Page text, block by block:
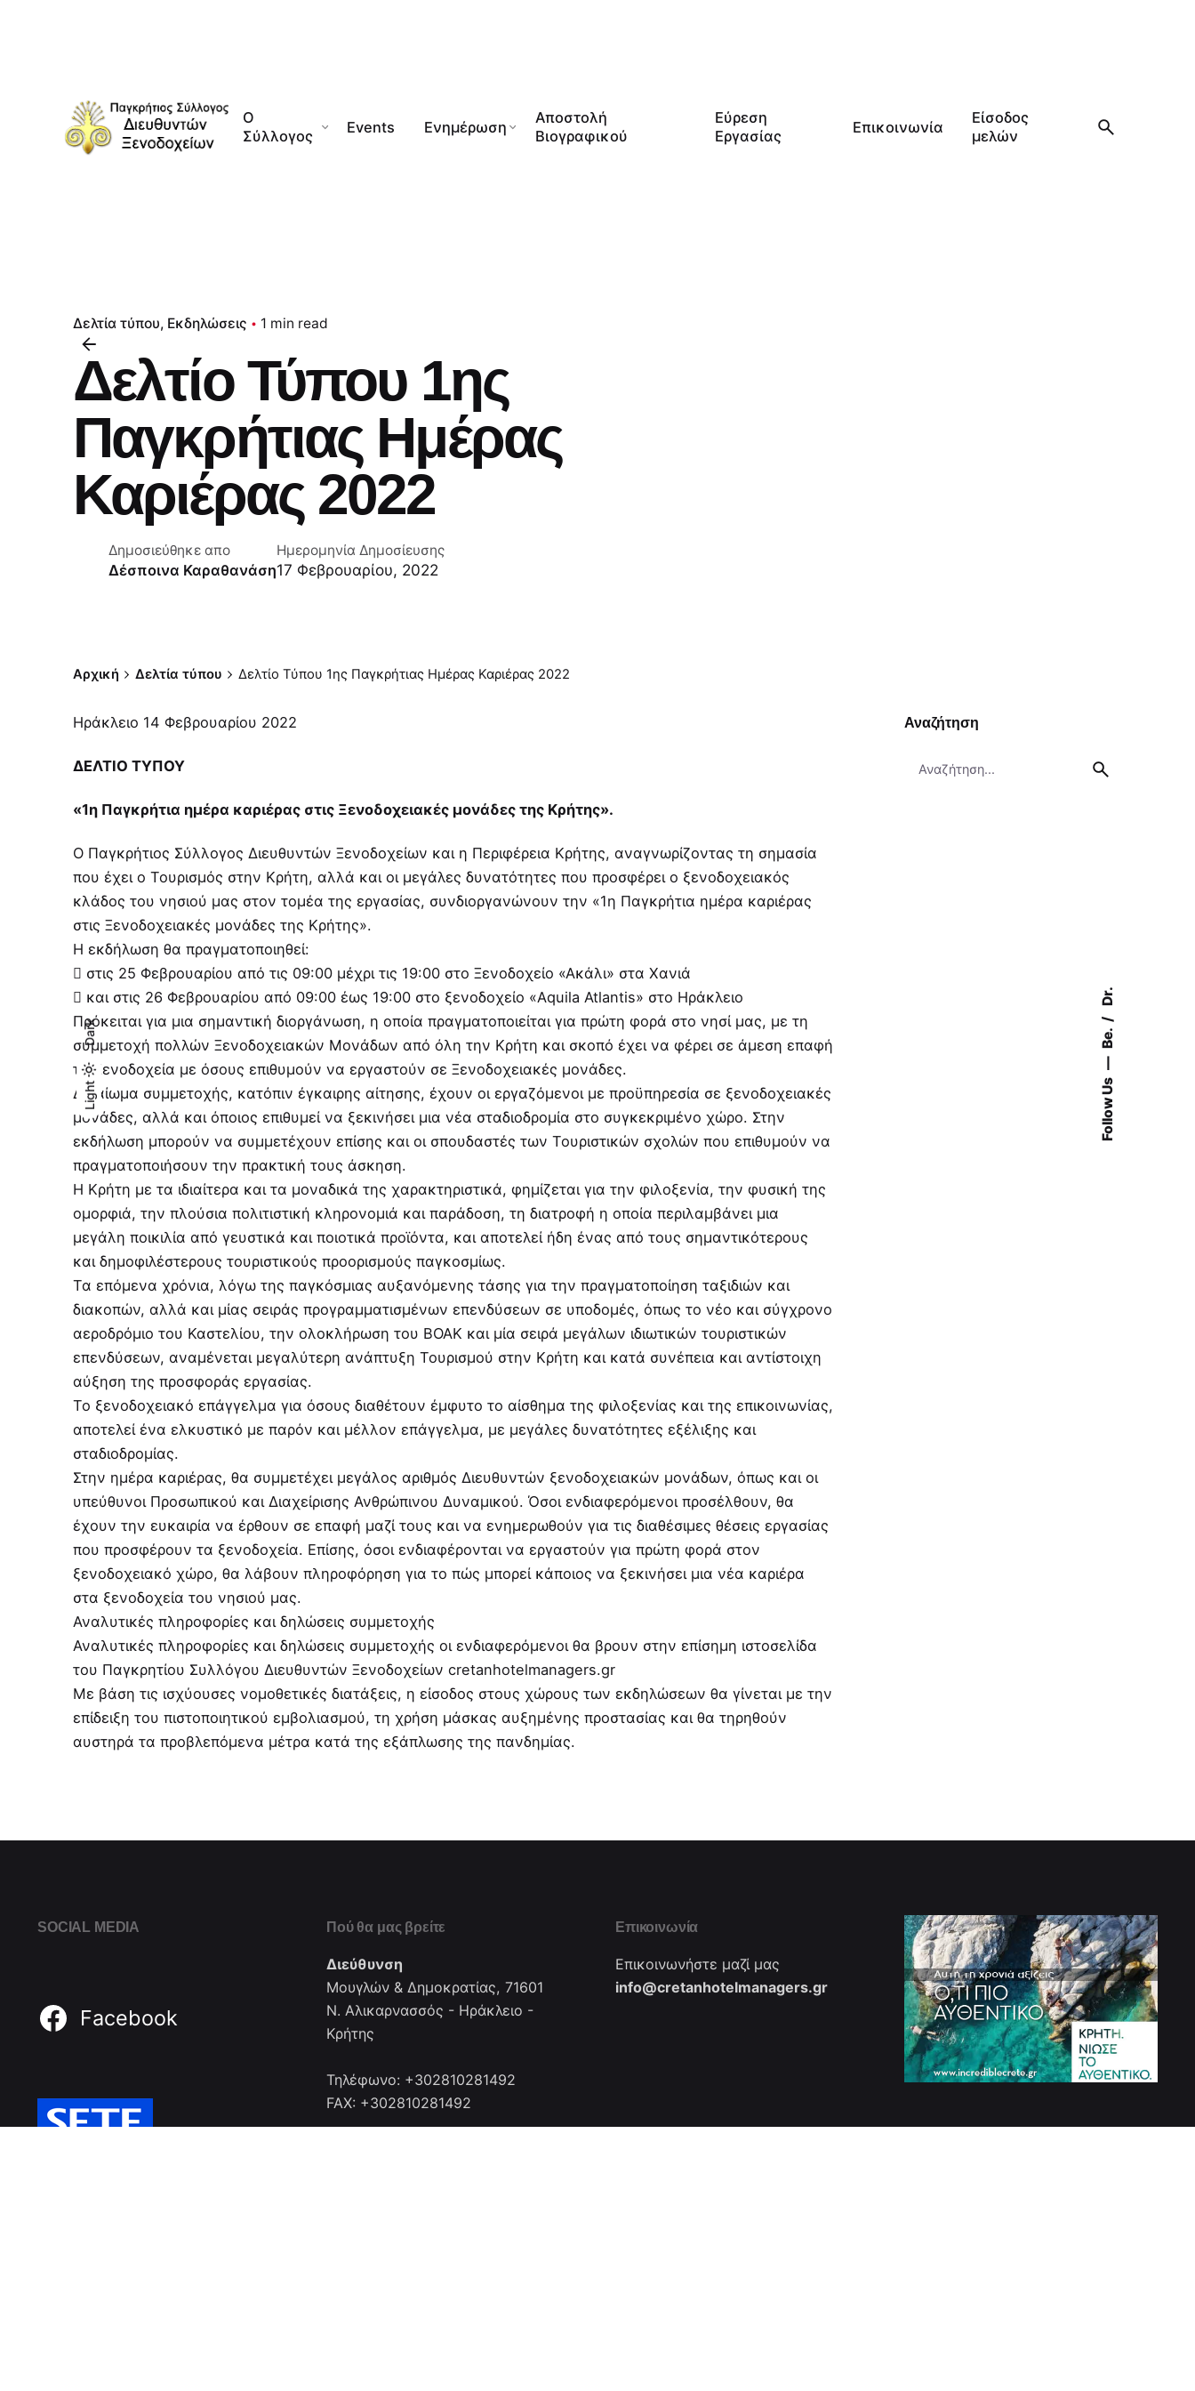
Light
Dark
Light
Dark Follow Us
Be.
Dr.
Ο
Σύλλογος
Events Ενημέρωση
Αποστολή
Βιογραφικού
Εύρεση
Εργασίας
Επικοινωνία
Είσοδος
μελών
Δελτία τύπου Εκδηλώσεις 1 min read
Δελτίο Τύπου 1ης
Παγκρήτιας Ημέρας
Καριέρας 2022
Δημοσιεύθηκε απο
Δέσποινα Καραθανάση
Ημερομηνία Δημοσίευσης
17 Φεβρουαρίου, 2022
Αρχική Δελτία τύπου Δελτίο Τύπου 1ης Παγκρήτιας Ημέρας Καριέρας 2022
Ηράκλειο 14 Φεβρουαρίου 2022
ΔΕΛΤΙΟ ΤΥΠΟΥ
«1η Παγκρήτια ημέρα καριέρας στις Ξενοδοχειακές μονάδες της Κρήτης».
Ο Παγκρήτιος Σύλλογος Διευθυντών Ξενοδοχείων και η Περιφέρεια Κρήτης, αναγνωρίζοντας τη σημασία
που έχει ο Τουρισμός στην Κρήτη, αλλά και οι μεγάλες δυνατότητες που προσφέρει ο ξενοδοχειακός
κλάδος του νησιού μας στον τομέα της εργασίας, συνδιοργανώνουν την «1η Παγκρήτια ημέρα καριέρας
στις Ξενοδοχειακές μονάδες της Κρήτης».
Η εκδήλωση θα πραγματοποιηθεί:
 στις 25 Φεβρουαρίου από τις 09:00 μέχρι τις 19:00 στο Ξενοδοχείο «Ακάλι» στα Χανιά
 και στις 26 Φεβρουαρίου από 09:00 έως 19:00 στο ξενοδοχείο «Aquila Atlantis» στο Ηράκλειο
Πρόκειται για μια σημαντική διοργάνωση, η οποία πραγματοποιείται για πρώτη φορά στο νησί μας, με τη
συμμετοχή πολλών Ξενοδοχειακών Μονάδων από όλη την Κρήτη και σκοπό έχει να φέρει σε άμεση επαφή
τα Ξενοδοχεία με όσους επιθυμούν να εργαστούν σε Ξενοδοχειακές μονάδες.
Δικαίωμα συμμετοχής, κατόπιν έγκαιρης αίτησης, έχουν οι εργαζόμενοι με προϋπηρεσία σε ξενοδοχειακές
μονάδες, αλλά και όποιος επιθυμεί να ξεκινήσει μια νέα σταδιοδρομία στο συγκεκριμένο χώρο. Στην
εκδήλωση μπορούν να συμμετέχουν επίσης και οι σπουδαστές των Τουριστικών σχολών που επιθυμούν να
πραγματοποιήσουν την πρακτική τους άσκηση.
Η Κρήτη με τα ιδιαίτερα και τα μοναδικά της χαρακτηριστικά, φημίζεται για την φιλοξενία, την φυσική της
ομορφιά, την πλούσια πολιτιστική κληρονομιά και παράδοση, τη διατροφή η οποία περιλαμβάνει μια
μεγάλη ποικιλία από γευστικά και ποιοτικά προϊόντα, και αποτελεί ήδη ένας από τους σημαντικότερους
και δημοφιλέστερους τουριστικούς προορισμούς παγκοσμίως.
Τα επόμενα χρόνια, λόγω της παγκόσμιας αυξανόμενης τάσης για την πραγματοποίηση ταξιδιών και
διακοπών, αλλά και μίας σειράς προγραμματισμένων επενδύσεων σε υποδομές, όπως το νέο και σύγχρονο
αεροδρόμιο του Καστελίου, την ολοκλήρωση του ΒΟΑΚ και μία σειρά μεγάλων ιδιωτικών τουριστικών
επενδύσεων, αναμένεται μεγαλύτερη ανάπτυξη Τουρισμού στην Κρήτη και κατά συνέπεια και αντίστοιχη
αύξηση της προσφοράς εργασίας.
Το ξενοδοχειακό επάγγελμα για όσους διαθέτουν έμφυτο το αίσθημα της φιλοξενίας και της επικοινωνίας,
αποτελεί ένα ελκυστικό με παρόν και μέλλον επάγγελμα, με μεγάλες δυνατότητες εξέλιξης και
σταδιοδρομίας.
Στην ημέρα καριέρας, θα συμμετέχει μεγάλος αριθμός Διευθυντών ξενοδοχειακών μονάδων, όπως και οι
υπεύθυνοι Προσωπικού και Διαχείρισης Ανθρώπινου Δυναμικού. Όσοι ενδιαφερόμενοι προσέλθουν, θα
έχουν την ευκαιρία να έρθουν σε επαφή μαζί τους και να ενημερωθούν για τις διαθέσιμες θέσεις εργασίας
που προσφέρουν τα ξενοδοχεία. Επίσης, όσοι ενδιαφέρονται να εργαστούν για πρώτη φορά στον
ξενοδοχειακό χώρο, θα λάβουν πληροφόρηση για το πώς μπορεί κάποιος να ξεκινήσει μια νέα καριέρα
στα ξενοδοχεία του νησιού μας.
Αναλυτικές πληροφορίες και δηλώσεις συμμετοχής
Αναλυτικές πληροφορίες και δηλώσεις συμμετοχής οι ενδιαφερόμενοι θα βρουν στην επίσημη ιστοσελίδα
του Παγκρητίου Συλλόγου Διευθυντών Ξενοδοχείων cretanhotelmanagers.gr
Mε βάση τις ισχύουσες νομοθετικές διατάξεις, η είσοδος στους χώρους των εκδηλώσεων θα γίνεται με την
επίδειξη του πιστοποιητικού εμβολιασμού, τη χρήση μάσκας αυξημένης προστασίας και θα τηρηθούν
αυστηρά τα προβλεπόμενα μέτρα κατά της εξάπλωσης της πανδημίας.
Αναζήτηση
for
SOCIAL MEDIA
Facebook
Πού θα μας βρείτε
Διεύθυνση
Μουγλών & Δημοκρατίας, 71601
Ν. Αλικαρνασσός - Ηράκλειο -
Κρήτης
Τηλέφωνο: +302810281492
FAX: +302810281492
Επικοινωνία
Επικοινωνήστε μαζί μας
info@cretanhotelmanagers.gr